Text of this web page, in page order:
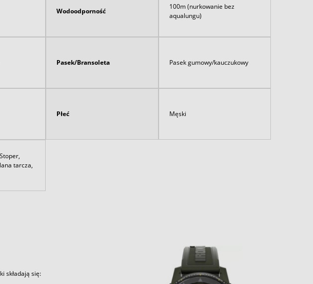
Wodoodporność
100m (nurkowanie bez
aqualungu)
Pasek/Bransoleta Pasek gumowy/kauczukowy
Płeć Męski
tarcza,
składają się: